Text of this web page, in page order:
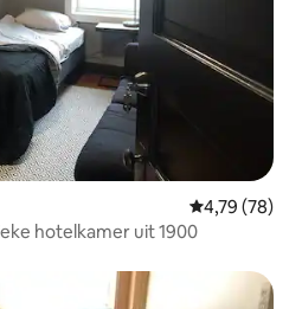
Gemiddelde
4,79 (78)
hotelkamer uit 1900